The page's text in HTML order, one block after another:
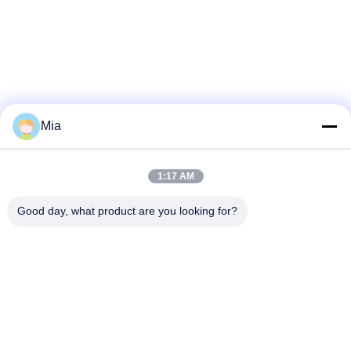
Mia
1:17 AM
Good day, what product are you looking for?